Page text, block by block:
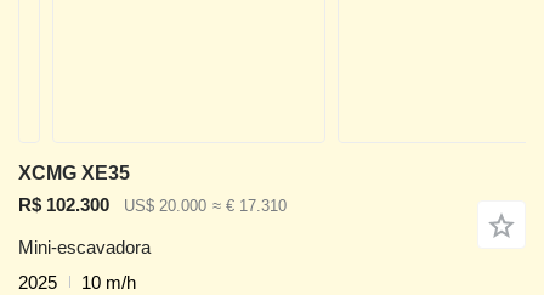
XCMG XE35
R$ 102.300
US$ 20.000 ≈ € 17.310
Mini-escavadora
2025
10 m/h